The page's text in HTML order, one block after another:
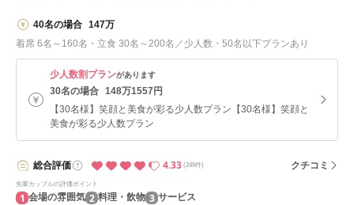
40名の場合 147万
着席 6名～160名・立食 30名～200名／少人数・50名以下プランあり
少人数割プランがあります
30名の場合 148万1557円
【30名様】笑顔と美食が彩る少人数プラン【30名様】笑顔と
美食が彩る少人数プラン
総合評価 4.33 (249件) クチコミ
先輩カップルの評価ポイント
1 会場の雰囲気 2 料理・飲物 3 サービス